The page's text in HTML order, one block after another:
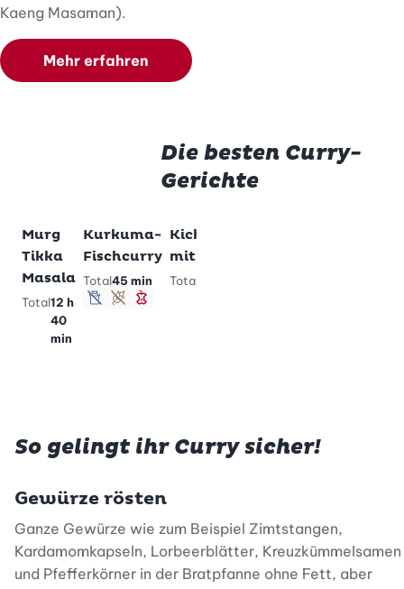
Kaeng Masaman).
Mehr erfahren
Die besten Curry-
Gerichte
Zu Lieblingsrezepten hinzufügen
Murg
Tikka
Masala
Total12 h
40
min
Zu Lieblingsrezepten hinzufügen
Kurkuma-
Fischcurry
Total45 min
lactosefrei
glutenfrei
schlank
Kichererbsencurry
mit Paneer
Total
So gelingt ihr Curry sicher!
Gewürze rösten
Ganze Gewürze wie zum Beispiel Zimtstangen,
Kardamomkapseln, Lorbeerblätter, Kreuzkümmelsamen
und Pfefferkörner in der Bratpfanne ohne Fett, aber